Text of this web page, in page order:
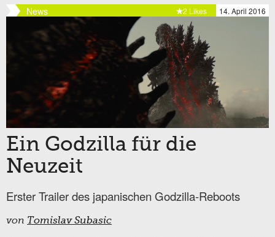
News 14. April 2016
2 Likes
Ein Godzilla für die
Neuzeit
Erster Trailer des japanischen Godzilla-Reboots
von Tomislav Subasic